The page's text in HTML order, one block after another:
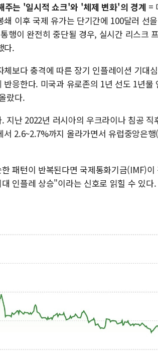
주는 '일시적 쇼크'와 '체제 변화'의 경계 =
쇄 이후 국제 유가는 단기간에 100달러 선
행이 완전히 중단될 경우, 실시간 리스크
다.
보다 충격에 따른 장기 인플레이션 기대
반응한다. 미국과 유로존의 1년 선도 1년
랐다.
지난 2022년 러시아의 우크라이나 침공
2.6~2.7%까지 올라가면서 유럽중앙은
패턴이 반복된다면 국제통화기금(IMF)
인플레 상승"이라는 신호로 읽힐 수 있다.